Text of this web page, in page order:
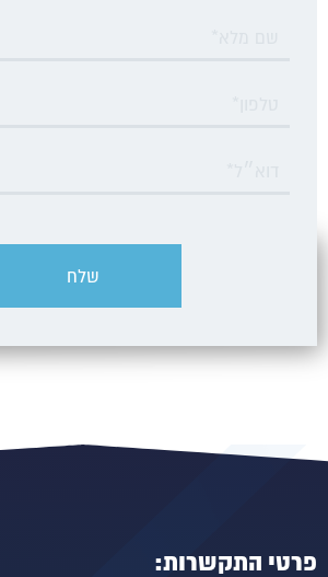
פרטי התקשרות: